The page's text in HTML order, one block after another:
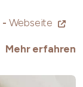
- Webseite
Mehr erfahren